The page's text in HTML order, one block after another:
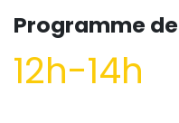
Programme
12h-14h